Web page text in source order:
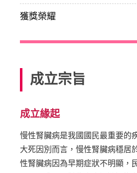
獲獎榮耀
成立宗旨
成立緣起
慢性腎臟病是我國國民最重要的
大死因別而言，慢性腎臟病穩居
性腎臟病因為早期症狀不明顯，